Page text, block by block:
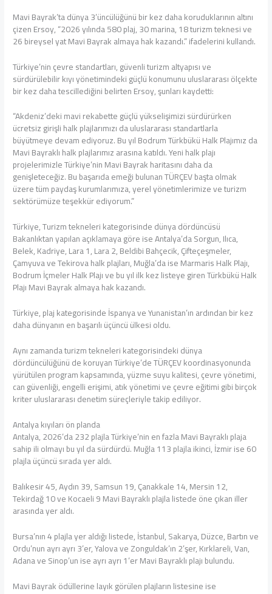
Mavi Bayrak’ta dünya 3’üncülüğünü bir kez daha koruduklarının altını
çizen Ersoy, “2026 yılında 580 plaj, 30 marina, 18 turizm teknesi ve
26 bireysel yat Mavi Bayrak almaya hak kazandı.” ifadelerini kullandı.
Türkiye’nin çevre standartları, güvenli turizm altyapısı ve
sürdürülebilir kıyı yönetimindeki güçlü konumunu uluslararası ölçekte
bir kez daha tescillediğini belirten Ersoy, şunları kaydetti:
“Akdeniz’deki mavi rekabette güçlü yükselişimizi sürdürürken
ücretsiz girişli halk plajlarımızı da uluslararası standartlarla
büyütmeye devam ediyoruz. Bu yıl Bodrum Türkbükü Halk Plajımız da
Mavi Bayraklı halk plajlarımız arasına katıldı. Yeni halk plajı
projelerimizle Türkiye’nin Mavi Bayrak haritasını daha da
genişleteceğiz. Bu başarıda emeği bulunan TÜRÇEV başta olmak
üzere tüm paydaş kurumlarımıza, yerel yönetimlerimize ve turizm
sektörümüze teşekkür ediyorum.”
Türkiye, Turizm tekneleri kategorisinde dünya dördüncüsü
Bakanlıktan yapılan açıklamaya göre ise Antalya’da Sorgun, Ilıca,
Belek, Kadriye, Lara 1, Lara 2, Beldibi Bahçecik, Çifteçeşmeler,
Çamyuva ve Tekirova halk plajları, Muğla’da ise Marmaris Halk Plajı,
Bodrum İçmeler Halk Plajı ve bu yıl ilk kez listeye giren Türkbükü Halk
Plajı Mavi Bayrak almaya hak kazandı.
Türkiye, plaj kategorisinde İspanya ve Yunanistan’ın ardından bir kez
daha dünyanın en başarılı üçüncü ülkesi oldu.
Aynı zamanda turizm tekneleri kategorisindeki dünya
dördüncülüğünü de koruyan Türkiye’de TÜRÇEV koordinasyonunda
yürütülen program kapsamında, yüzme suyu kalitesi, çevre yönetimi,
can güvenliği, engelli erişimi, atık yönetimi ve çevre eğitimi gibi birçok
kriter uluslararası denetim süreçleriyle takip ediliyor.
Antalya kıyıları ön planda
Antalya, 2026’da 232 plajla Türkiye’nin en fazla Mavi Bayraklı plaja
sahip ili olmayı bu yıl da sürdürdü. Muğla 113 plajla ikinci, İzmir ise 60
plajla üçüncü sırada yer aldı.
Balıkesir 45, Aydın 39, Samsun 19, Çanakkale 14, Mersin 12,
Tekirdağ 10 ve Kocaeli 9 Mavi Bayraklı plajla listede öne çıkan iller
arasında yer aldı.
Bursa’nın 4 plajla yer aldığı listede, İstanbul, Sakarya, Düzce, Bartın ve
Ordu’nun ayrı ayrı 3’er, Yalova ve Zonguldak’ın 2’şer, Kırklareli, Van,
Adana ve Sinop’un ise ayrı ayrı 1’er Mavi Bayraklı plajı bulundu.
Mavi Bayrak ödüllerine layık görülen plajların listesine ise